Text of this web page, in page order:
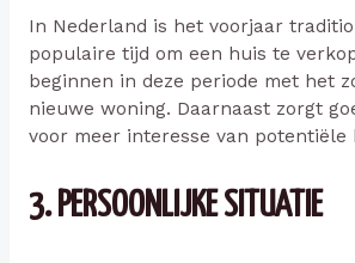
In Nederland is het voorjaar
populaire tijd om een huis te
beginnen in deze periode met het
nieuwe woning. Daarnaast zorgt
voor meer interesse van potentiële
3. PERSOONLIJKE SITUATIE